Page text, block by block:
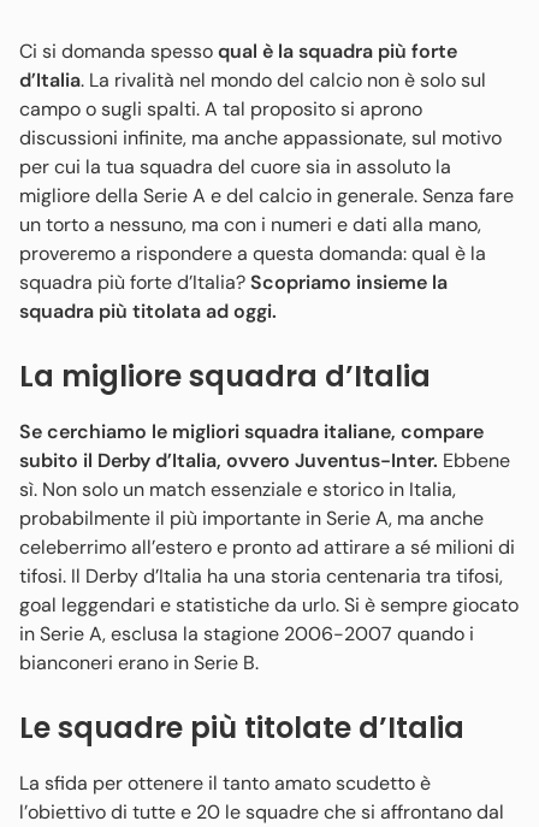
Ci si domanda spessoqual è la squadra più forte
d’Italia. La rivalità nel mondo del calcio non è solo sul
campo o sugli spalti. A tal proposito si aprono
discussioni infinite, ma anche appassionate, sul motivo
per cui la tua squadra del cuore sia in assoluto la
migliore della Serie A e del calcio in generale. Senza fare
un torto a nessuno, ma con i numeri e dati alla mano,
proveremo a rispondere a questa domanda: qual è la
squadra più forte d’Italia?Scopriamo insieme la
squadra più titolata ad oggi.
La migliore squadra d’Italia
Se cerchiamo le migliori squadra italiane, compare
subito il Derby d’Italia, ovvero Juventus-Inter. Ebbene
sì. Non solo un match essenziale e storico in Italia,
probabilmente il più importante in Serie A, ma anche
celeberrimo all’estero e pronto ad attirare a sé milioni di
tifosi. Il Derby d’Italia ha una storia centenaria tra tifosi,
goal leggendari e statistiche da urlo. Si è sempre giocato
in Serie A, esclusa la stagione 2006-2007 quando i
bianconeri erano in Serie B.
Le squadre più titolate d’Italia
La sfida per ottenere il tanto amato scudetto è
l’obiettivo di tutte e 20 le squadre che si affrontano dal